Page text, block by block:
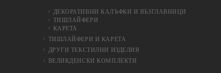
ДЕКОРАТИВНИ КАЛЪФКИ И ВЪЗГЛАВНИЦИ
ТИШЛАЙФЕРИ
КАРЕТА
ТИШЛАЙФЕРИ И КАРЕТА
ДРУГИ ТЕКСТИЛНИ ИЗДЕЛИЯ
ВЕЛИКДЕНСКИ КОМПЛЕКТИ